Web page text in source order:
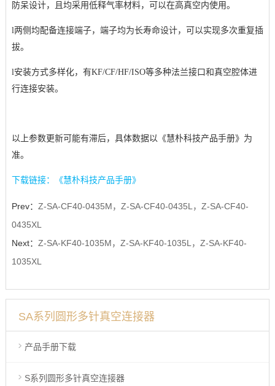
防呆设计，且均采用低释气率材料，可以在高真空内使用。
l两侧均配备连接端子，端子均为长寿命设计，可以实现多次重复插
拔。
l安装方式多样化，有KF/CF/HF/ISO等多种法兰接口和真空腔体进
行连接安装。
以上参数更新可能有滞后，具体数据以《慧朴科技产品手册》为
准。
下载链接：《慧朴科技产品手册》
Prev： Z-SA-CF40-0435M，Z-SA-CF40-0435L，Z-SA-CF40-
0435XL
Next： Z-SA-KF40-1035M，Z-SA-KF40-1035L，Z-SA-KF40-
1035XL
SA系列圆形多针真空连接器
产品手册下载
S系列圆形多针真空连接器